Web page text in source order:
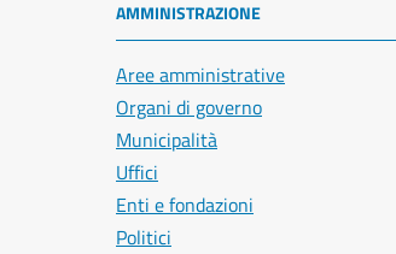
AMMINISTRAZIONE
Aree amministrative
Organi di governo
Municipalità
Uffici
Enti e fondazioni
Politici